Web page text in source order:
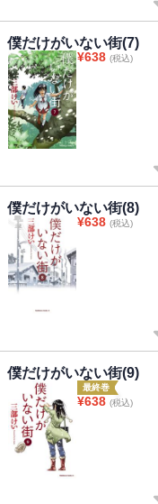
僕だけがいない街(7)
¥638 (税込)
僕だけがいない街(8)
¥638 (税込)
僕だけがいない街(9)
最終巻
¥638 (税込)